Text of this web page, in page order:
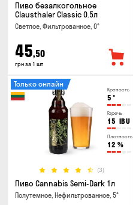
Пиво безалкогольное
Clausthaler Classic 0.5л
Светлое, Фильтрованное, 0°
45,50
грн за 1 шт
Крепость
5 °
Горечь
15 IBU
Плотность
12 %
(3)
Только онлайн
Пиво Cannabis Semi-Dark 1л
Полутемное, Нефильтрованное, 5°